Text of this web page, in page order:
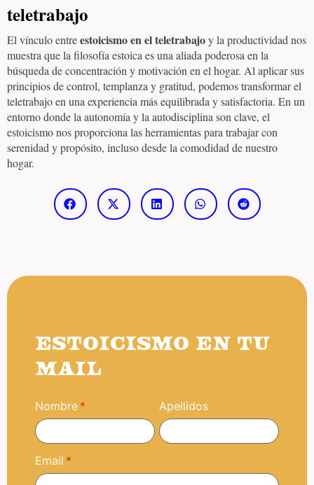
teletrabajo
El vínculo entreestoicismo en el teletrabajoy la productividad nos
muestra que la filosofía estoica es una aliada poderosa en la
búsqueda de concentración y motivación en el hogar. Al aplicar sus
principios de control, templanza y gratitud, podemos transformar el
teletrabajo en una experiencia más equilibrada y satisfactoria. En un
entorno donde la autonomía y la autodisciplina son clave, el
estoicismo nos proporciona las herramientas para trabajar con
serenidad y propósito, incluso desde la comodidad de nuestro
hogar.
ESTOICISMO EN TU
MAIL
Nombre Apellidos
Email